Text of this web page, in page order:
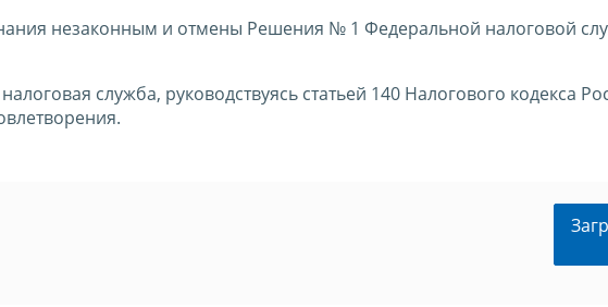
незаконным и отмены Решения № 1 Федеральной налоговой
служба, руководствуясь статьей 140 Налогового кодекса